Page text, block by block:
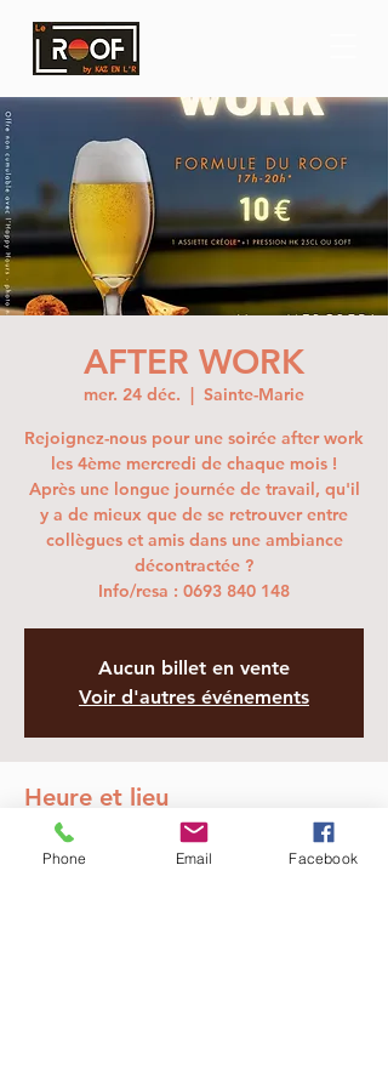
AFTER WORK
mer. 24 déc.
  |
Sainte-Marie
Rejoignez-nous pour une soirée after work
les 4ème mercredi de chaque mois !
Après une longue journée de travail, qu'il
y a de mieux que de se retrouver entre
collègues et amis dans une ambiance
décontractée ?
Info/resa : 0693 840 148
Aucun billet en vente
Voir d'autres événements
Heure et lieu
24 déc. 2025, 19:00 – 23:00
Sainte-Marie, 4 Av. du Dom. Azur, Sainte-
Phone Email Facebook